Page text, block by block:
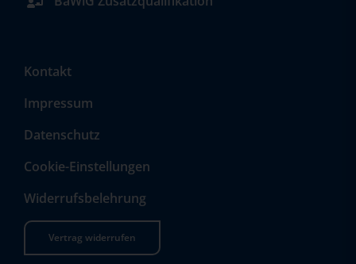
Kontakt
Impressum
Datenschutz
Cookie-Einstellungen
Widerrufsbelehrung
Vertrag widerrufen